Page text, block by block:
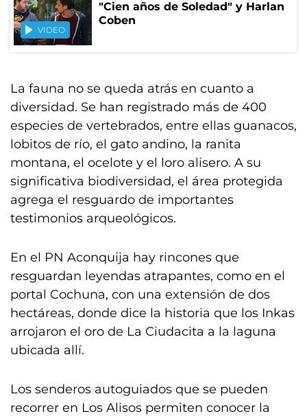
VIDEO
"Cien años de Soledad" y Harlan
Coben
La fauna no se queda atrás en cuanto a
diversidad. Se han registrado más de 400
especies de vertebrados, entre ellas guanacos,
lobitos de río, el gato andino, la ranita
montana, el ocelote y el loro alisero. A su
significativa biodiversidad, el área protegida
agrega el resguardo de importantes
testimonios arqueológicos.
En el PN Aconquija hay rincones que
resguardan leyendas atrapantes, como en el
portal Cochuna, con una extensión de dos
hectáreas, donde dice la historia que los Inkas
arrojaron el oro de La Ciudacita a la laguna
ubicada allí.
Los senderos autoguiados que se pueden
recorrer en Los Alisos permiten conocer la